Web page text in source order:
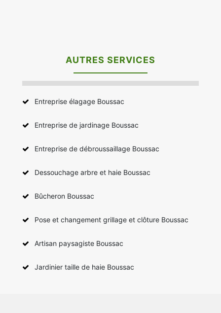
AUTRES SERVICES
Entreprise élagage Boussac
Entreprise de jardinage Boussac
Entreprise de débroussaillage Boussac
Dessouchage arbre et haie Boussac
Bûcheron Boussac
Pose et changement grillage et clôture Boussac
Artisan paysagiste Boussac
Jardinier taille de haie Boussac